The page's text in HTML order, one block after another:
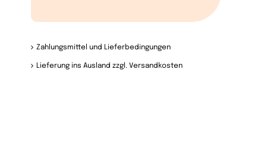
Zahlungsmittel und Lieferbedingungen
Lieferung ins Ausland zzgl. Versandkosten